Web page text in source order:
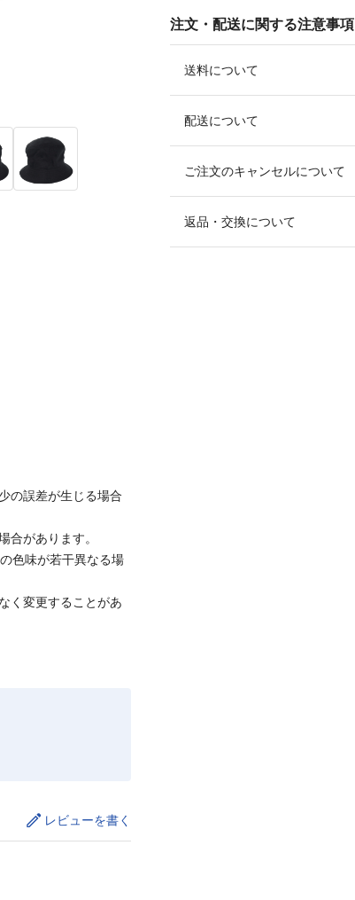
注文・配送に関する注意事項
送料について
配送について
ご注文のキャンセルについて
返品・交換について
の誤差が生じる場合
があります。
色味が若干異なる場
く変更することがあ
レビューを書く